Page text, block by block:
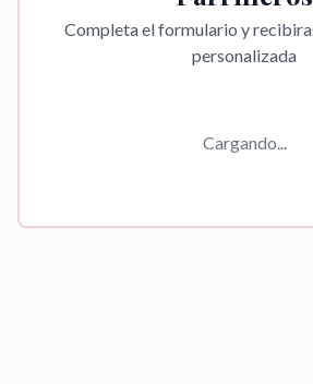
Completa el formulario y
personalizada
Cargando...